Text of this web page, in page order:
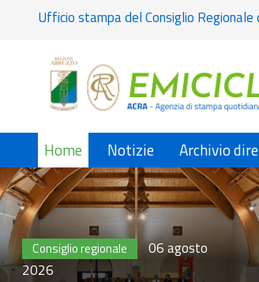
Ufficio stampa del Consiglio Regionale
Home Notizie Archivio
Consiglio regionale
06 agosto
2026